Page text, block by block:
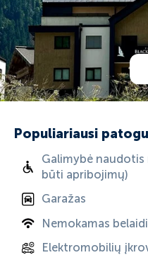
Populiariausi
Galimybė naudotis
būti apribojimų)
Garažas
Nemokamas
Elektromobilių